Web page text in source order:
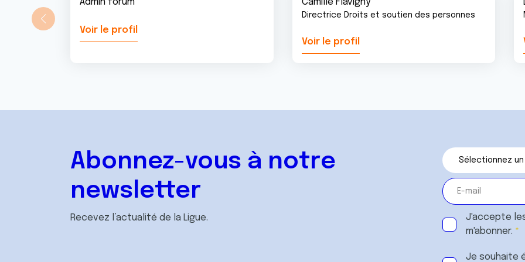
Admin forum
Voir le profil
Camille Flavigny
Directrice Droits et soutien des personnes
Voir le profil
Abonnez-vous à notre
newsletter
Recevez l’actualité de la Ligue.
J'accepte
m'abonner.
Je souhaite